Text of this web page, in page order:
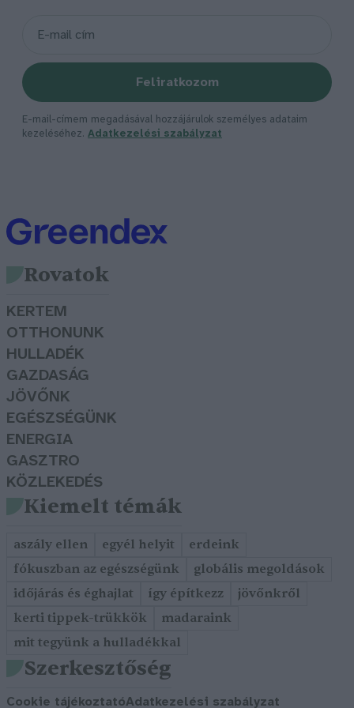
Feliratkozom
E-mail-címem megadásával hozzájárulok személyes adataim
kezeléséhez. Adatkezelési szabályzat
Rovatok
KERTEM
OTTHONUNK
HULLADÉK
GAZDASÁG
JÖVŐNK
EGÉSZSÉGÜNK
ENERGIA
GASZTRO
KÖZLEKEDÉS
Kiemelt témák
aszály ellen egyél helyit
erdeink
fókuszban az egészségünk
globális megoldások
időjárás és éghajlat
így építkezz
jövőnkről
kerti tippek-trükkök
madaraink
mit tegyünk a hulladékkal
Szerkesztőség
Cookie tájékoztatóAdatkezelési szabályzat